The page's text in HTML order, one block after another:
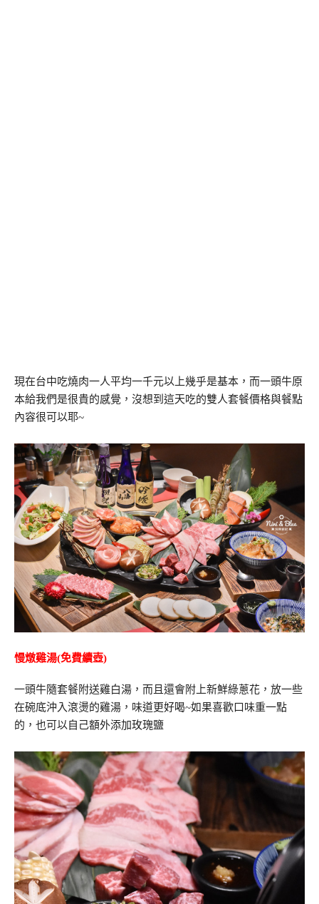
現在台中吃燒肉一人平均一千元以上幾乎是基本，而一頭牛原
本給我們是很貴的感覺，沒想到這天吃的雙人套餐價格與餐點
內容很可以耶~
慢燉雞湯(免費續壺)
一頭牛隨套餐附送雞白湯，而且還會附上新鮮綠蔥花，放一些
在碗底沖入滾燙的雞湯，味道更好喝~如果喜歡口味重一點
的，也可以自己額外添加玫瑰鹽